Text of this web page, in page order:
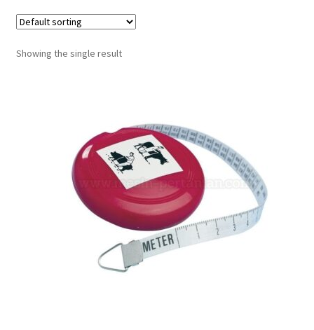
Checkout
Kontak Kami
Showing the single result